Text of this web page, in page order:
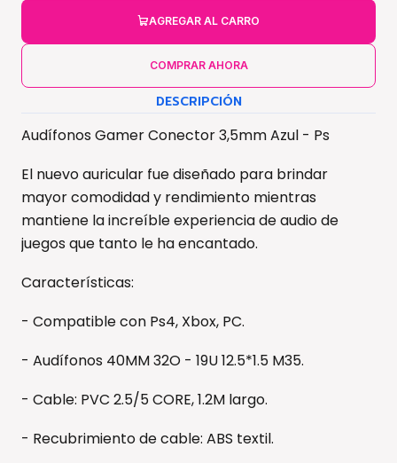
AGREGAR AL CARRO
COMPRAR AHORA
DESCRIPCIÓN
Audífonos Gamer Conector 3,5mm Azul - Ps
El nuevo auricular fue diseñado para brindar
mayor comodidad y rendimiento mientras
mantiene la increíble experiencia de audio de
juegos que tanto le ha encantado.
Características:
- Compatible con Ps4, Xbox, PC.
- Audífonos 40MM 32O - 19U 12.5*1.5 M35.
- Cable: PVC 2.5/5 CORE, 1.2M largo.
- Recubrimiento de cable: ABS textil.